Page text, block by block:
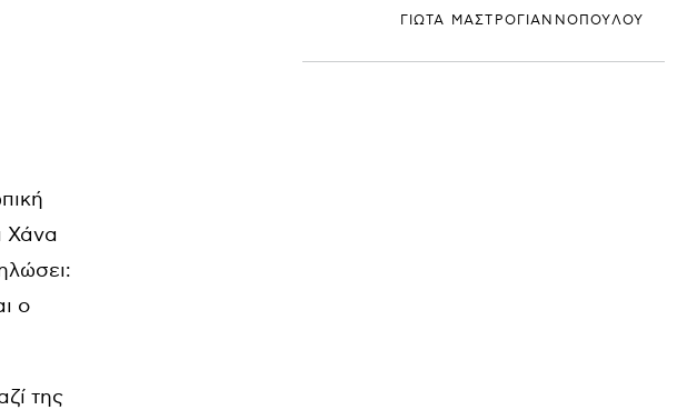
Χάνα
ο
της
ΓΙΩΤΑ ΜΑΣΤΡΟΓΙΑΝΝΟΠΟΥΛΟΥ